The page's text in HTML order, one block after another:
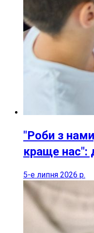
"Роби з
краще нас":
5-е липня 2026 р.